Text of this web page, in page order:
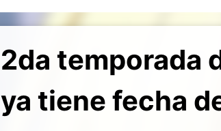
2da temporada
ya tiene fecha